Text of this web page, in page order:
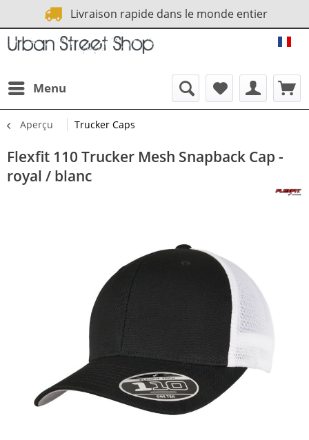
Livraison rapide dans le monde entier
Menu
Aperçu Trucker Caps
Flexfit 110 Trucker Mesh Snapback Cap -
royal / blanc